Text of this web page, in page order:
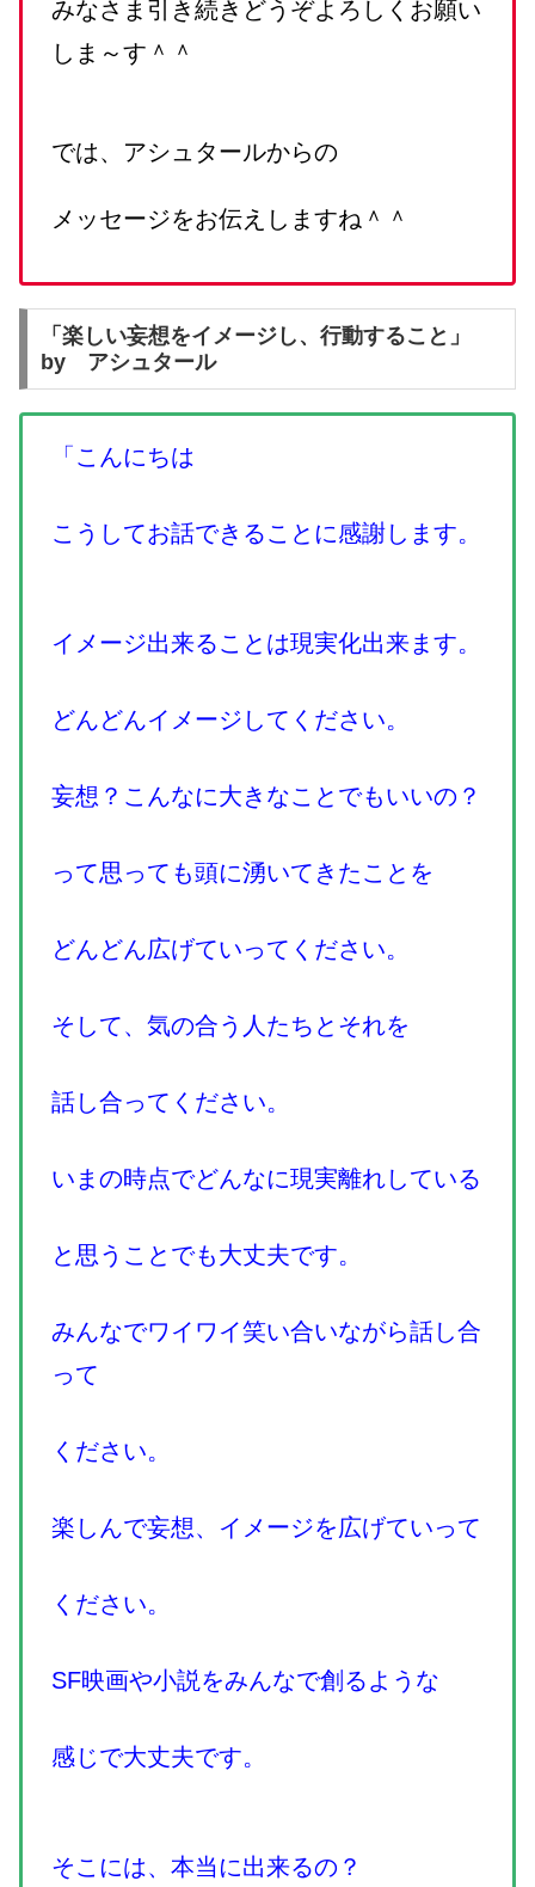
みなさま引き続きどうぞよろしくお願い
しま～す＾＾
では、アシュタールからの
メッセージをお伝えしますね＾＾
「楽しい妄想をイメージし、行動すること」
by アシュタール
「こんにちは
こうしてお話できることに感謝します。
イメージ出来ることは現実化出来ます。
どんどんイメージしてください。
妄想？こんなに大きなことでもいいの？
って思っても頭に湧いてきたことを
どんどん広げていってください。
そして、気の合う人たちとそれを
話し合ってください。
いまの時点でどんなに現実離れしている
と思うことでも大丈夫です。
みんなでワイワイ笑い合いながら話し合
って
ください。
楽しんで妄想、イメージを広げていって
ください。
SF映画や小説をみんなで創るような
感じで大丈夫です。
そこには、本当に出来るの？